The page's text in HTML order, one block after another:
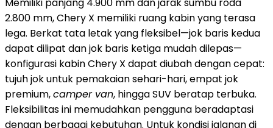
2.800 mm, Chery X memiliki ruang kabin yang terasa
lega. Berkat tata letak yang fleksibel—jok baris kedua
dapat dilipat dan jok baris ketiga mudah dilepas—
konfigurasi kabin Chery X dapat diubah dengan cepat:
tujuh jok untuk pemakaian sehari-hari, empat jok
premium,camper van, hingga SUV beratap terbuka.
Fleksibilitas ini memudahkan pengguna beradaptasi
dengan berbagai kebutuhan. Untuk kondisi jalanan di